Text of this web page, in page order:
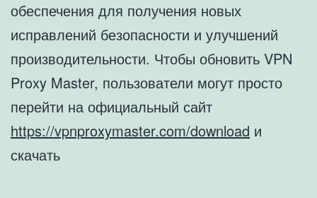
обеспечения для получения новых
исправлений безопасности и улучшений
производительности. Чтобы обновить VPN
Proxy Master, пользователи могут просто
перейти на официальный сайт
https://vpnproxymaster.com/download и
скачать